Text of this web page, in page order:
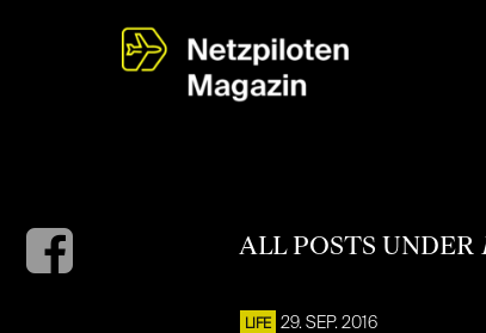
ALL POSTS UNDER
LIFE 29. SEP. 2016